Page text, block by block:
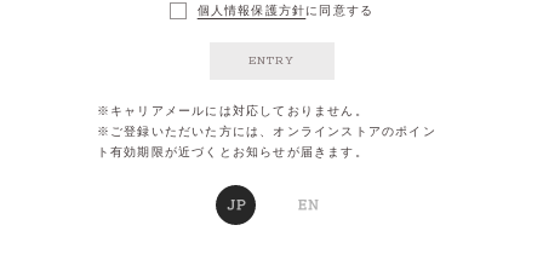
個人情報保護方針に同意する
ENTRY
※キャリアメールには対応しておりません。
※ご登録いただいた方には、オンラインストアのポイン
ト有効期限が近づくとお知らせが届きます。